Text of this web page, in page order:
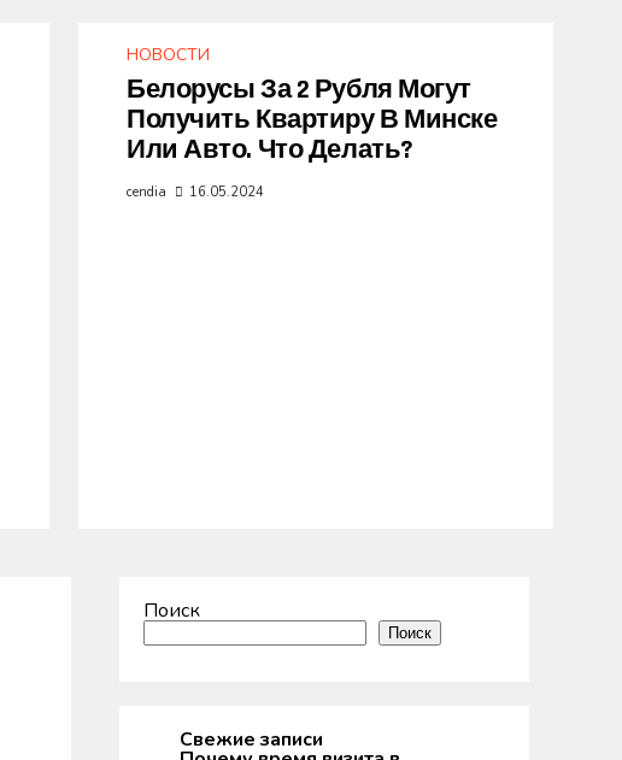
НОВОСТИ
Белорусы За 2 Рубля Могут
Получить Квартиру В Минске
Или Авто. Что Делать?
cendia 16.05.2024
Поиск
Поиск
Свежие записи